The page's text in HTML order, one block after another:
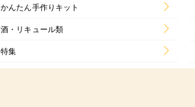
かんたん手作りキット
酒・リキュール類
特集